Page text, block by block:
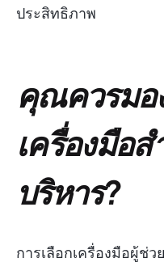
ประสิทธิภาพ
คุณควรมอ
เครื่องมือ
บริหาร?
การเลือกเครื่องมือผู้ช่